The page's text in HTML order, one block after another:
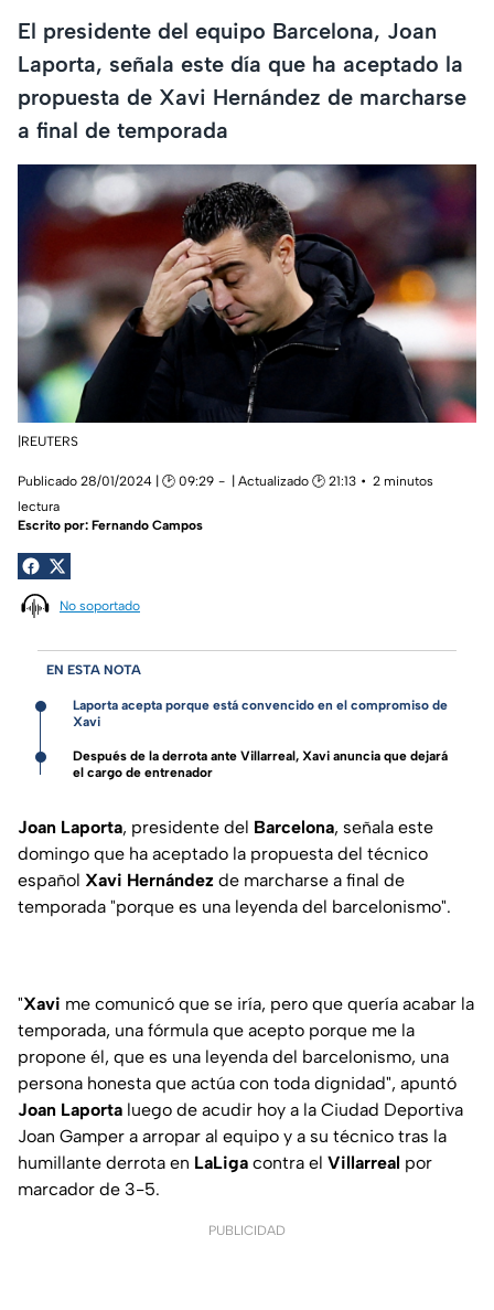
El presidente del equipo Barcelona, Joan
Laporta, señala este día que ha aceptado la
propuesta de Xavi Hernández de marcharse
a final de temporada
|REUTERS
Publicado 28/01/2024 | 🕑 09:29 | Actualizado 🕑 21:13
2 minutos
lectura
Escrito por: Fernando Campos
No soportado
EN ESTA NOTA
Laporta acepta porque está convencido en el compromiso de
Xavi
Después de la derrota ante Villarreal, Xavi anuncia que dejará
el cargo de entrenador
Joan Laporta, presidente del Barcelona, señala este
domingo que ha aceptado la propuesta del técnico
español Xavi Hernández de marcharse a final de
temporada "porque es una leyenda del barcelonismo".
"Xavi me comunicó que se iría, pero que quería acabar la
temporada, una fórmula que acepto porque me la
propone él, que es una leyenda del barcelonismo, una
persona honesta que actúa con toda dignidad", apuntó
Joan Laporta luego de acudir hoy a la Ciudad Deportiva
Joan Gamper a arropar al equipo y a su técnico tras la
humillante derrota en LaLiga contra el Villarreal por
marcador de 3-5.
PUBLICIDAD